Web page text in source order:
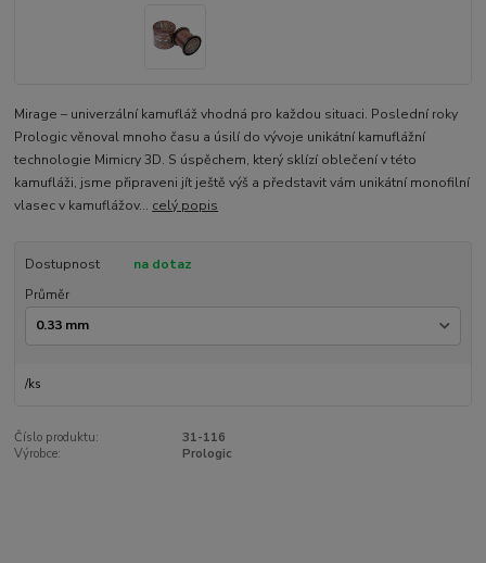
Mirage – univerzální kamufláž vhodná pro každou situaci. Poslední roky
Prologic věnoval mnoho času a úsilí do vývoje unikátní kamuflážní
technologie Mimicry 3D. S úspěchem, který sklízí oblečení v této
kamufláži, jsme připraveni jít ještě výš a představit vám unikátní monofilní
vlasec v kamuflážov... celý popis
Dostupnost
na dotaz
Průměr
/ks
Číslo produktu:
31-116
Výrobce:
Prologic